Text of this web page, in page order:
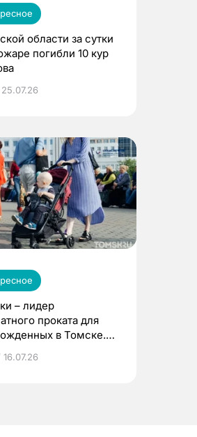
области за сутки
погибли 10 кур
– лидер
проката для
в Томске.